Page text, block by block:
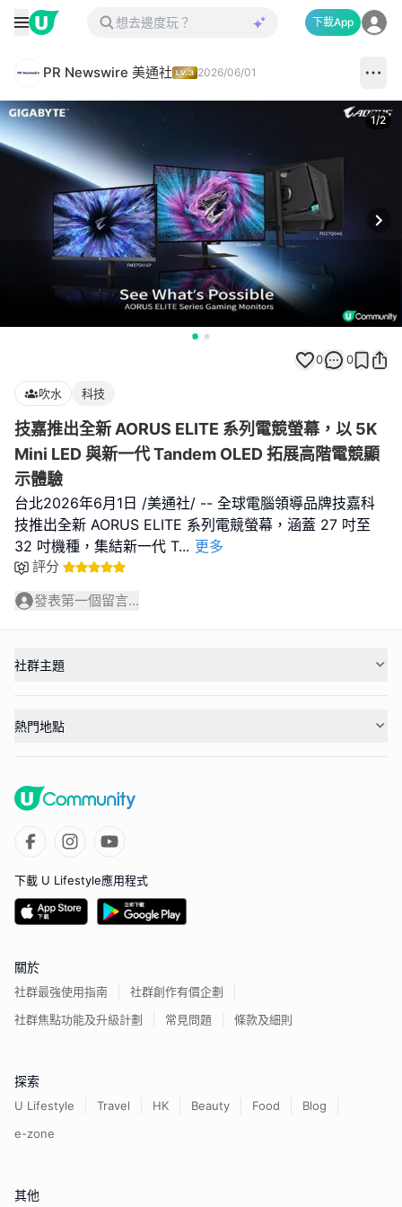
下載App
PR Newswire 美通社 2026/06/01
1/2
0 0
吹水 科技
技嘉推出全新 AORUS ELITE 系列電競螢幕，以 5K
Mini LED 與新一代 Tandem OLED 拓展高階電競顯
示體驗
台北2026年6月1日 /美通社/ -- 全球電腦領導品牌技嘉科
技推出全新 AORUS ELITE 系列電競螢幕，涵蓋 27 吋至
32 吋機種，集結新一代 T... 更多
評分
發表第一個留言...
社群主題
熱門地點
下載 U Lifestyle應用程式
關於
社群最強使用指南
社群創作有價企劃
社群焦點功能及升級計劃
常見問題 條款及細則
探索
U Lifestyle Travel HK Beauty Food
Blog
e-zone
其他